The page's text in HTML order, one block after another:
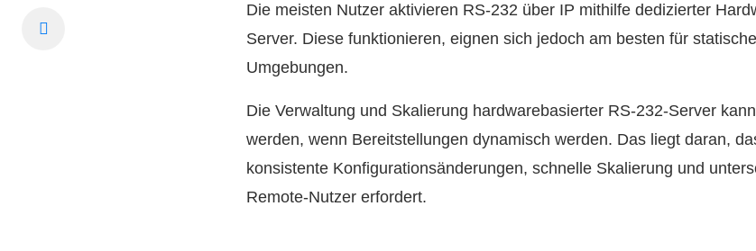
Die meisten Nutzer aktivieren RS-232 über IP mithilfe dedizierter
Server. Diese funktionieren, eignen sich jedoch am besten für statische
Umgebungen.
Die Verwaltung und Skalierung hardwarebasierter RS-232-Server
werden, wenn Bereitstellungen dynamisch werden. Das liegt daran,
konsistente Konfigurationsänderungen, schnelle Skalierung und
Remote-Nutzer erfordert.